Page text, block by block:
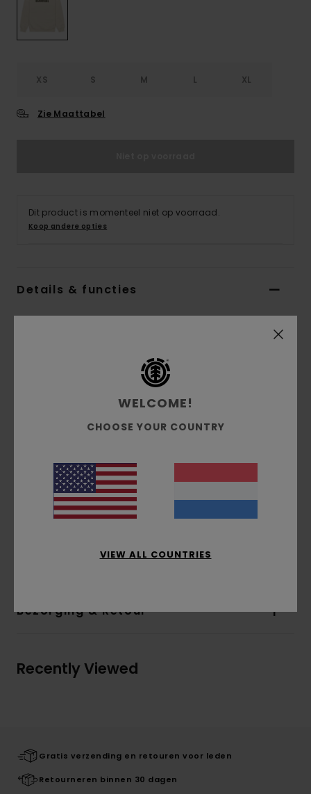
XS S M L XL
Zie Maattabel
Dit product is momenteel niet op voorraad.
Koop andere opties
Details & functies
Ongeborstelde French terrystof van
Halslijn:Ronde hals
Branding:Logoetiket in de naad
Andere kenmerken:
katoen, 20% gerecycled polyester
Bezorging & Retour
Recently Viewed
Gratis verzending en retouren voor leden
Retourneren binnen 30 dagen
WELCOME!
CHOOSE YOUR COUNTRY
VIEW ALL COUNTRIES